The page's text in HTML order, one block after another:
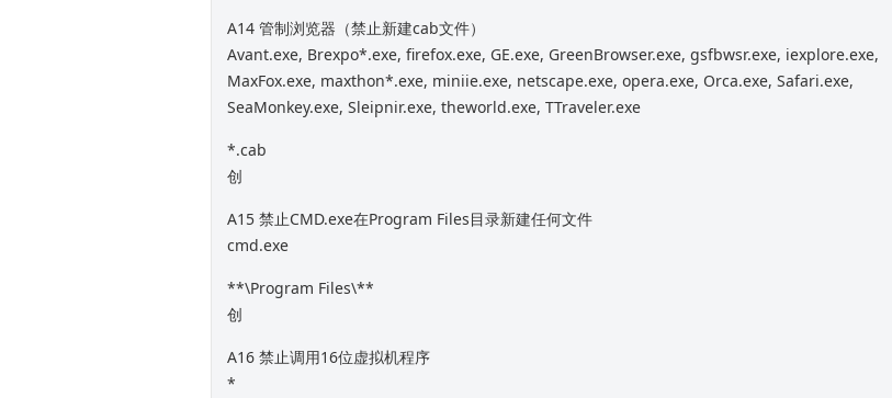
A14 管制浏览器（禁止新建cab文件）
Avant.exe, Brexpo*.exe, firefox.exe, GE.exe, GreenBrowser.exe, gsfbwsr.exe, iexplore.exe,
MaxFox.exe, maxthon*.exe, miniie.exe, netscape.exe, opera.exe, Orca.exe, Safari.exe,
SeaMonkey.exe, Sleipnir.exe, theworld.exe, TTraveler.exe
*.cab
创
A15 禁止CMD.exe在Program Files目录新建任何文件
cmd.exe
**\Program Files\**
创
A16 禁止调用16位虚拟机程序
*